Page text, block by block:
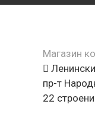
Магазин
пр-т
22